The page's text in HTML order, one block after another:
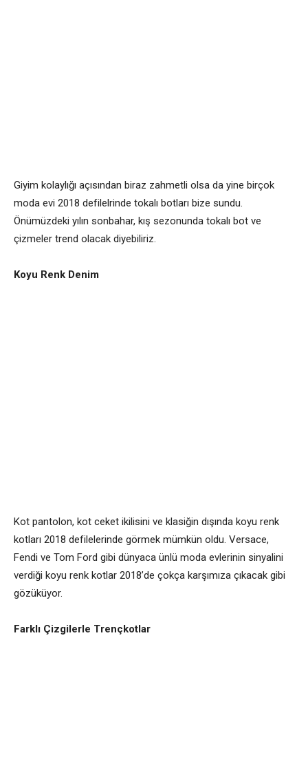
Giyim kolaylığı açısından biraz zahmetli olsa da yine birçok
moda evi 2018 defilelrinde tokalı botları bize sundu.
Önümüzdeki yılın sonbahar, kış sezonunda tokalı bot ve
çizmeler trend olacak diyebiliriz.
Koyu Renk Denim
Kot pantolon, kot ceket ikilisini ve klasiğin dışında koyu renk
kotları 2018 defilelerinde görmek mümkün oldu. Versace,
Fendi ve Tom Ford gibi dünyaca ünlü moda evlerinin sinyalini
verdiği koyu renk kotlar 2018’de çokça karşımıza çıkacak gibi
gözüküyor.
Farklı Çizgilerle Trençkotlar